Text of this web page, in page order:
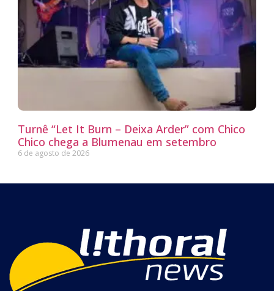
Turnê “Let It Burn – Deixa Arder” com Chico
Chico chega a Blumenau em setembro
6 de agosto de 2026